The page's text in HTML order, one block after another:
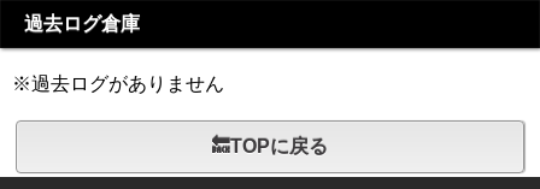
過去ログ倉庫
※過去ログがありません
🔙TOPに戻る